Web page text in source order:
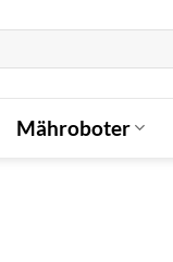
Mähroboter